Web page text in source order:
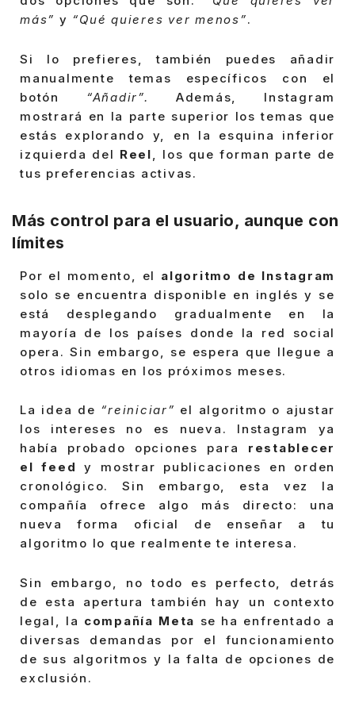
más” y “Qué quieres ver menos”.
Si lo prefieres, también puedes añadir
manualmente temas específicos con el
botón “Añadir”.
Además, Instagram
mostrará en la parte superior los temas que
estás explorando y, en la esquina inferior
izquierda del Reel, los que forman parte de
tus preferencias activas.
Más control para el usuario, aunque con
límites
Por el momento, el algoritmo de Instagram
solo se encuentra disponible en inglés y se
está desplegando gradualmente en la
mayoría de los países donde la red social
opera. Sin embargo, se espera que llegue a
otros idiomas en los próximos meses.
La idea de “reiniciar” el algoritmo o ajustar
los intereses no es nueva. Instagram ya
había probado opciones para restablecer
el feed
y mostrar publicaciones en orden
cronológico. Sin embargo, esta vez la
compañía ofrece algo más directo: una
nueva forma oficial de enseñar a tu
algoritmo lo que realmente te interesa.
Sin embargo, no todo es perfecto, detrás
de esta apertura también hay un contexto
legal, la compañía Meta se ha enfrentado a
diversas demandas por el funcionamiento
de sus algoritmos y la falta de opciones de
exclusión.